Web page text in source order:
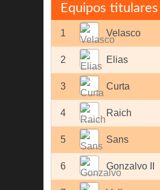
Equipos titulares
1 Velasco
2 Elias
3 Curta
4 Raich
5 Sans
6 Gonzalvo II